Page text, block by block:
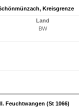
Kreisgrenze
Land
BW
Feuchtwangen (St 1066)